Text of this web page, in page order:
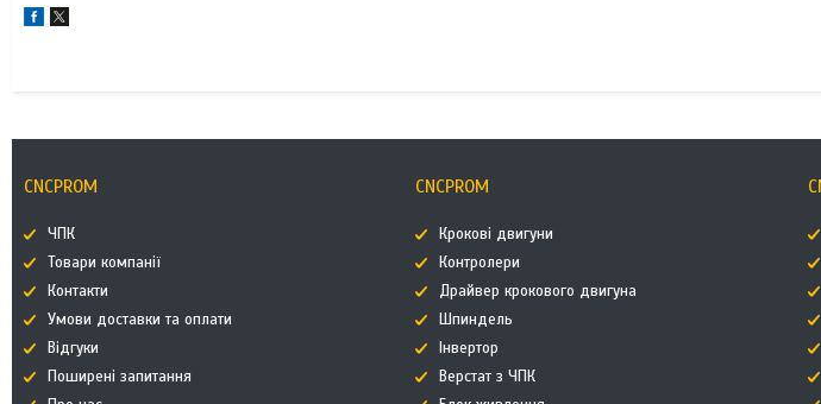
CNCPROM
ЧПК
Товари компанії
Контакти
Умови доставки та оплати
Відгуки
Поширені запитання
CNCPROM
Крокові двигуни
Контролери
Драйвер крокового двигуна
Шпиндель
Інвертор
Верстат з ЧПК